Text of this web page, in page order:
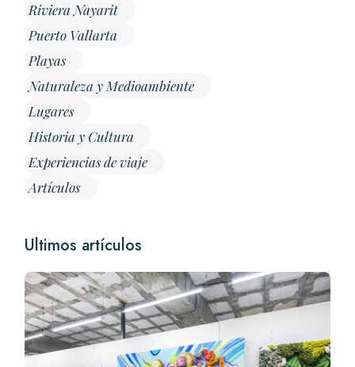
Riviera Nayarit
Puerto Vallarta
Playas
Naturaleza y Medioambiente
Lugares
Historia y Cultura
Experiencias de viaje
Artículos
Ultimos artículos